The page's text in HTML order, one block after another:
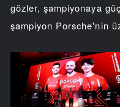
gözler, şampiyonaya
şampiyon Porsche'nin